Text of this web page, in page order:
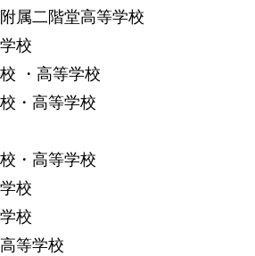
属二階堂高等学校
校
・高等学校
・高等学校
・高等学校
校
校
等学校